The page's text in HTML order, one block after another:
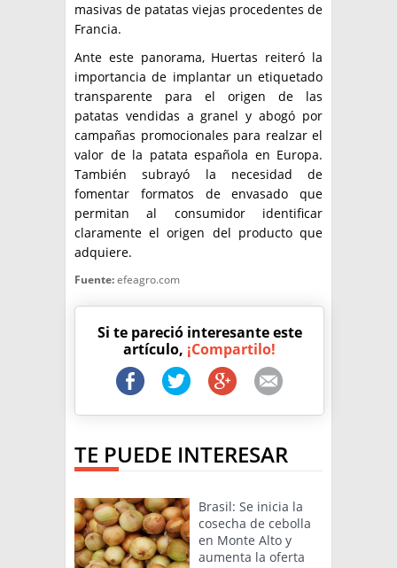
masivas de patatas viejas procedentes de
Francia.
Ante este panorama, Huertas reiteró la
importancia de implantar un etiquetado
transparente para el origen de las
patatas vendidas a granel y abogó por
campañas promocionales para realzar el
valor de la patata española en Europa.
También subrayó la necesidad de
fomentar formatos de envasado que
permitan al consumidor identificar
claramente el origen del producto que
adquiere.
Fuente:efeagro.com
Si te pareció interesante este
artículo, ¡Compartilo!
TE PUEDE INTERESAR
Brasil: Se inicia la
cosecha de cebolla
en Monte Alto y
aumenta la oferta